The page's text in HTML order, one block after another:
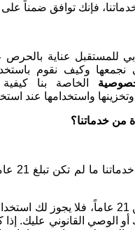
خدماتنا، فإنك توافق ضمناً
للمستقبل عناية بالحرص
نجمعها وكيف نقوم
الخاصة بنا
واستخدامها عند
من خدماتنا؟
لا
إذا كان سنك أقل من 21 عاماً، فلا يجوز
الوصي القانوني عليك. إذا